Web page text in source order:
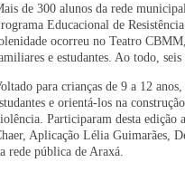
de 300 alunos da rede
Educacional de
ocorreu no Teatro
e estudantes. Ao todo,
para crianças de 9 a 12
e orientá-los na
Participaram desta edição
Aplicação Lélia Guimarães,
rede pública de Araxá.